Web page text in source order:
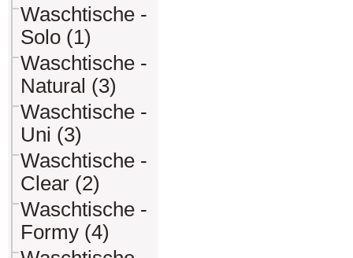
Waschtische -
Solo (1)
Waschtische -
Natural (3)
Waschtische -
Uni (3)
Waschtische -
Clear (2)
Waschtische -
Formy (4)